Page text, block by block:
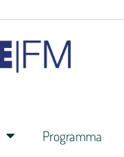
Programma